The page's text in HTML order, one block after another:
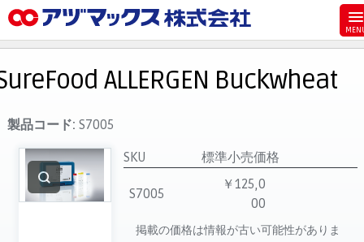
お気に入り
お買い物カゴ
ご注文
マイページ
主要取扱ブランド
ALLERGEN Buckwheat
製品コード: S7005
SKU
標準小売価格
S7005
￥125,0
00
掲載の価格は情報が古い可能性がありま